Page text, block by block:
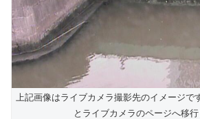
上記画像はライブカメラ撮影先のイメージで
とライブカメラのページへ移行